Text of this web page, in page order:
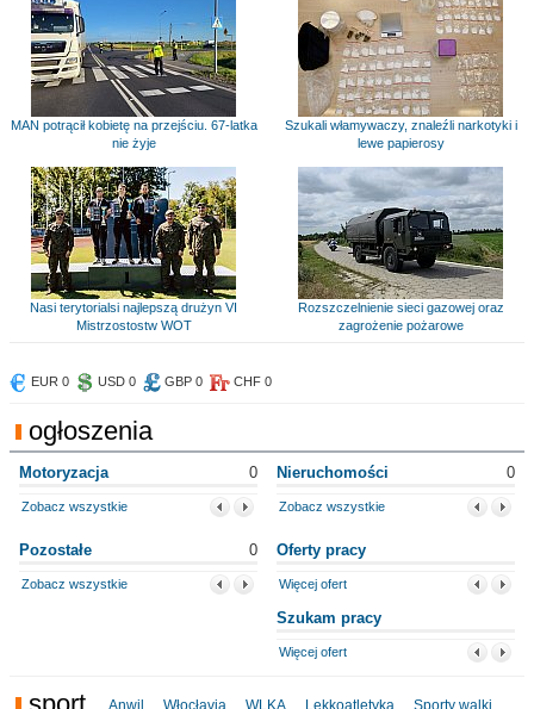
MAN potrącił kobietę na przejściu. 67-latka
nie żyje
Szukali włamywaczy, znaleźli narkotyki i
lewe papierosy
Nasi terytorialsi najlepszą drużyn VI
Mistrzostostw WOT
Rozszczelnienie sieci gazowej oraz
zagrożenie pożarowe
EUR 0 USD 0 GBP 0 CHF 0
ogłoszenia
Motoryzacja 0
Zobacz wszystkie
Nieruchomości 0
Zobacz wszystkie
Pozostałe 0
Zobacz wszystkie
Oferty pracy
Więcej ofert
Szukam pracy
Więcej ofert
Anwil Włocłavia WLKA Lekkoatletyka Sporty walki